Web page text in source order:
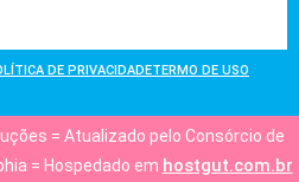
DE PRIVACIDADETERMO DE USO
= Atualizado pelo Consórcio de
= Hospedado em hostgut.com.br